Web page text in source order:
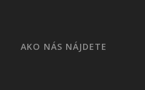
AKO NÁS NÁJDETE